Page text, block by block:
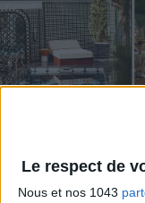
Le respect de
Nous et nos 1043
15 IDEAS